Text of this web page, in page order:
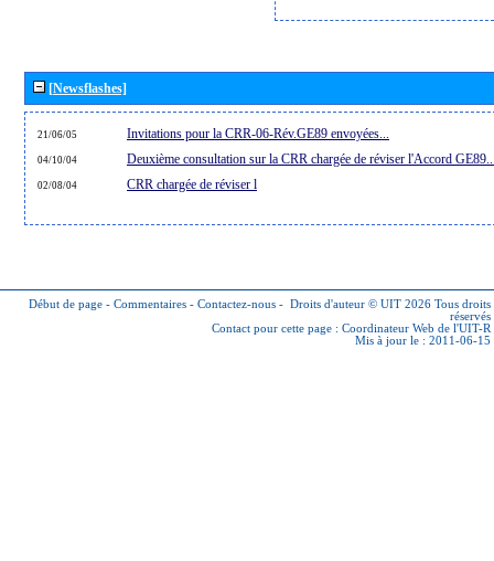
[Newsflashes]
21/06/05 Invitations pour la CRR-06-Rév.GE89 envoyées...
04/10/04 Deuxième consultation sur la CRR chargée de réviser l'Accord
02/08/04 CRR chargée de réviser l
Début de page - Commentaires - Contactez-nous - Droits d'auteur © UIT 2026 Tous droits
réservés
Contact pour cette page : Coordinateur Web de l'UIT-R
Mis à jour le : 2011-06-15